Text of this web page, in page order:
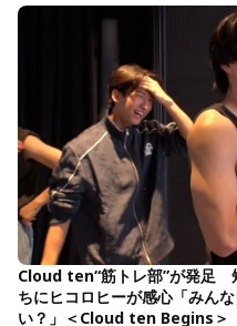
Cloud ten“筋トレ部”が発足
ちにヒコロヒーが感心「みん
い？」＜Cloud ten Begins＞